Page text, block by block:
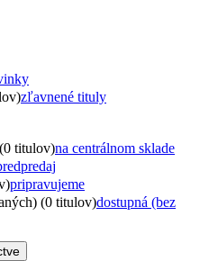
zľavnené tituly
titulov)na centrálnom sklade
pripravujeme
(0 titulov)dostupná (bez